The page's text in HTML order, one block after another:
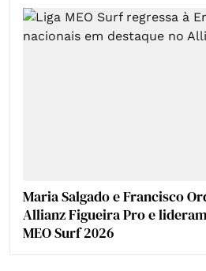
Maria Salgado e Francisco
Allianz Figueira Pro e
MEO Surf 2026